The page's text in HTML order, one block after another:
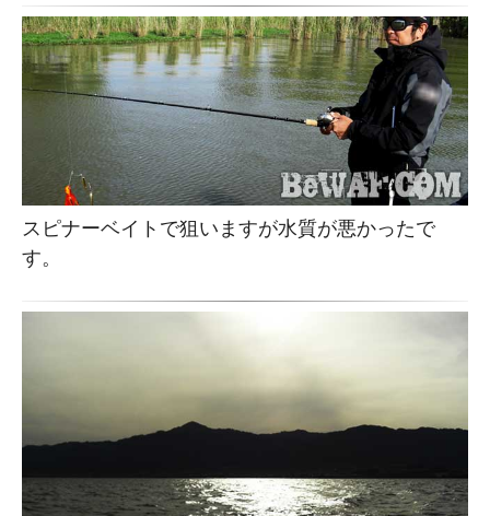
スピナーベイトで狙いますが水質が悪かったで
す。